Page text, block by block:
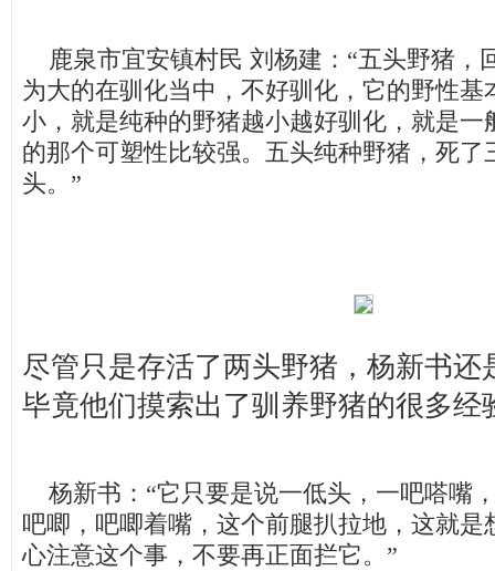
鹿泉市宜安镇村民 刘杨建：“五头野猪，
为大的在驯化当中，不好驯化，它的野性基
小，就是纯种的野猪越小越好驯化，就是一
的那个可塑性比较强。五头纯种野猪，死了
头。”
尽管只是存活了两头野猪，杨新书还
毕竟他们摸索出了驯养野猪的很多经
杨新书：“它只要是说一低头，一吧嗒嘴
吧唧，吧唧着嘴，这个前腿扒拉地，这就是
心注意这个事，不要再正面拦它。”